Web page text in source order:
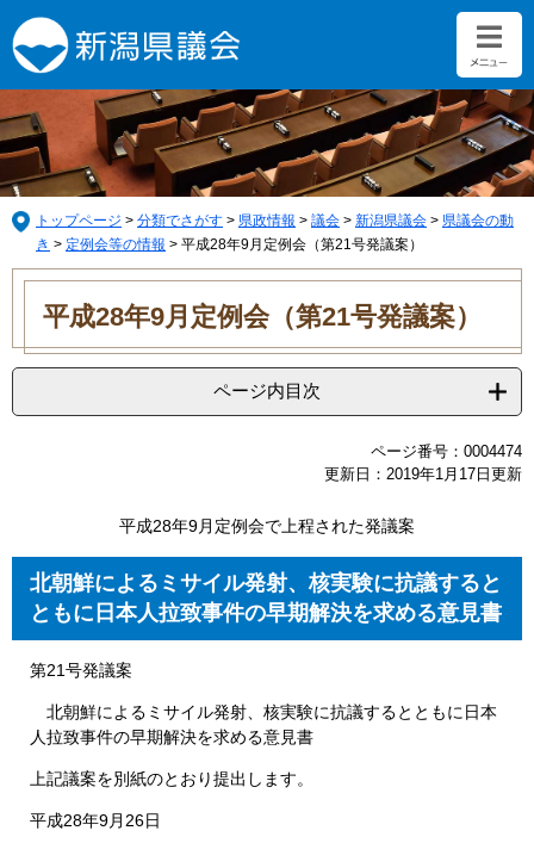
ー
ジ
の
先
頭
で
す。
ニ
ュ
ー
を
飛
ば
し
て
トップページ > 分類でさがす > 県政情報 > 議会 > 新潟県議会 > 県議会の動
き > 定例会等の情報 > 平成28年9月定例会（第21号発議案）
本
平成28年9月定例会（第21号発議案）
ページ内目次
ページ番号：0004474
更新日：2019年1月17日更新
平成28年9月定例会で上程された発議案
北朝鮮によるミサイル発射、核実験に抗議すると
ともに日本人拉致事件の早期解決を求める意見書
第21号発議案
北朝鮮によるミサイル発射、核実験に抗議するとともに日本
人拉致事件の早期解決を求める意見書
上記議案を別紙のとおり提出します。
平成28年9月26日